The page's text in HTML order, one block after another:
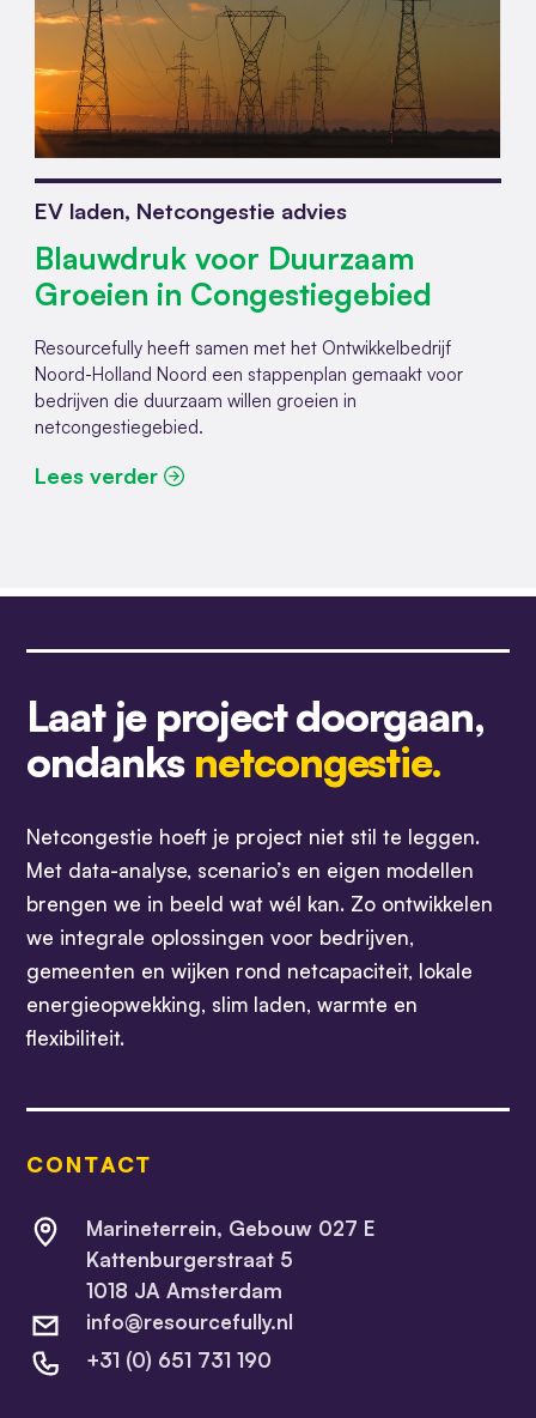
EV laden, Netcongestie advies
Blauwdruk voor Duurzaam
Groeien in Congestiegebied
Resourcefully heeft samen met het Ontwikkelbedrijf
Noord-Holland Noord een stappenplan gemaakt voor
bedrijven die duurzaam willen groeien in
netcongestiegebied.
Lees verder
Laat je project doorgaan,
ondanks netcongestie.
Netcongestie hoeft je project niet stil te leggen.
Met data-analyse, scenario’s en eigen modellen
brengen we in beeld wat wél kan. Zo ontwikkelen
we integrale oplossingen voor bedrijven,
gemeenten en wijken rond netcapaciteit, lokale
energieopwekking, slim laden, warmte en
flexibiliteit.
CONTACT
Marineterrein, Gebouw 027 E
Kattenburgerstraat 5
1018 JA Amsterdam
info@resourcefully.nl
+31 (0) 651 731 190